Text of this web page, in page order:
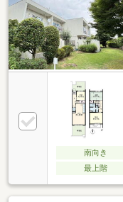
設置〇ハウ
南向き
最上階